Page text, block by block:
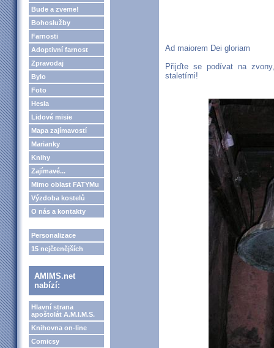
Bude a zveme!
Bohoslužby
Farnosti
Adoptivní farnost
Zpravodaj
Bylo
Foto
Hesla
Lidové misie
Mapa zajímavostí
Marianky
Knihy
Zajímavé...
Mimo oblast FATYMu
Výzdoba kostelů
O nás a kontakty
Personalizace
15 nejčtenějších
AMIMS.net
nabízí:
Hlavní strana
apoštolát A.M.I.M.S.
Knihovna on-line
Comicsy
Ad maiorem Dei gloriam
Přijďte se podívat na
staletími!